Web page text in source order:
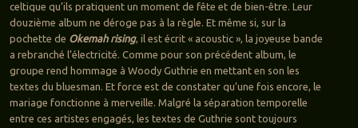
celtique qu’ils pratiquent un moment de fête et de bien-être. Leur
douzième album ne déroge pas à la règle. Et même si, sur la
pochette de Okemah rising, il est écrit « acoustic », la joyeuse bande
a rebranché l’électricité. Comme pour son précédent album, le
groupe rend hommage à Woody Guthrie en mettant en son les
textes du bluesman. Et force est de constater qu’une fois encore, le
mariage fonctionne à merveille. Malgré la séparation temporelle
entre ces artistes engagés, les textes de Guthrie sont toujours